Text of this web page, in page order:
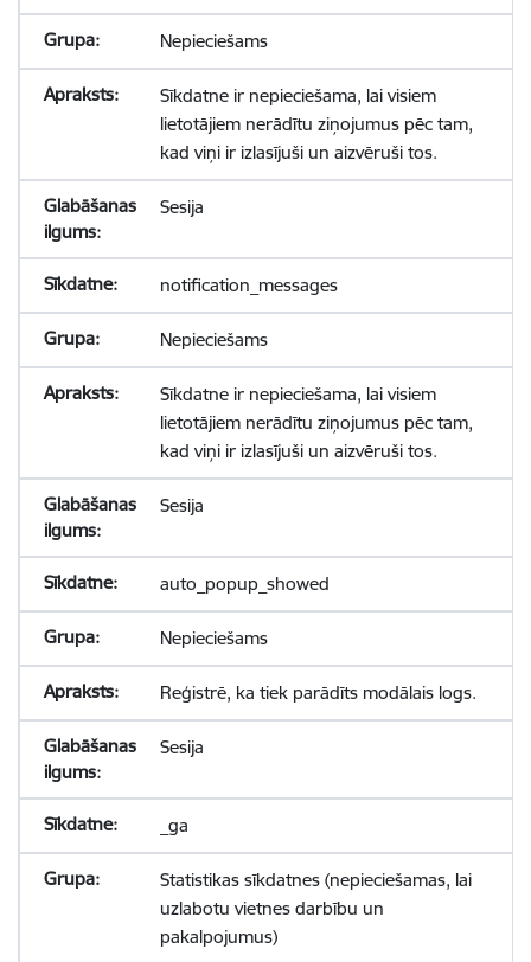
Nepieciešams
Sīkdatne ir nepieciešama, lai visiem
lietotājiem nerādītu ziņojumus pēc tam,
kad viņi ir izlasījuši un aizvēruši tos.
Sesija
notification_messages
Nepieciešams
Sīkdatne ir nepieciešama, lai visiem
lietotājiem nerādītu ziņojumus pēc tam,
kad viņi ir izlasījuši un aizvēruši tos.
Sesija
auto_popup_showed
Nepieciešams
Reģistrē, ka tiek parādīts modālais logs.
Sesija
_ga
Statistikas sīkdatnes (nepieciešamas, lai
uzlabotu vietnes darbību un
pakalpojumus)